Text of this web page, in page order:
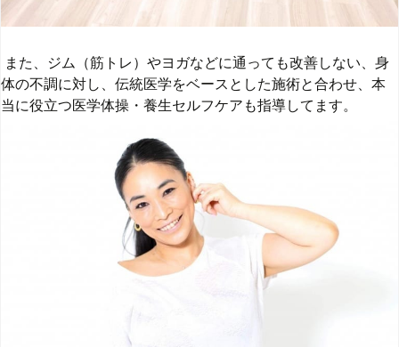
また、ジム（筋トレ）やヨガなどに通っても改善しない、 身
体の不調に対し、伝統医学をベースとした施術と合わせ、 本
当に役立つ医学体操・養生セルフケアも指導してます。